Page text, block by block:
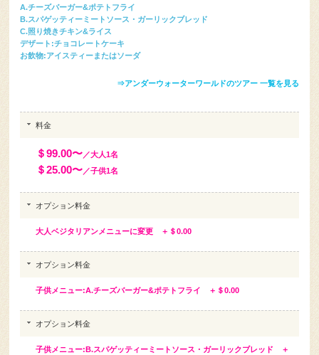
A.チーズバーガー&ポテトフライ
B.スパゲッティーミートソース・ガーリックブレッド
C.照り焼きチキン&ライス
デザート:チョコレートケーキ
お飲物:アイスティーまたはソーダ
⇒アンダーウォーターワールドのツアー 一覧を見る
料金
＄99.00〜／大人1名
＄25.00〜／子供1名
オプション料金
大人ベジタリアンメニューに変更 ＋＄0.00
オプション料金
子供メニュー:A.チーズバーガー&ポテトフライ ＋＄0.00
オプション料金
子供メニュー:B.スパゲッティーミートソース・ガーリックブレッド ＋